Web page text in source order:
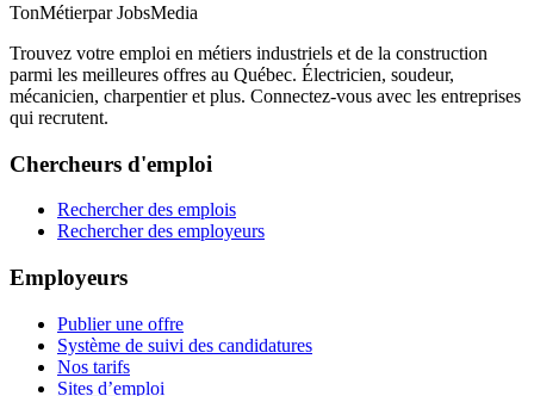
TonMétierpar JobsMedia
Trouvez votre emploi en métiers industriels et de la construction
parmi les meilleures offres au Québec. Électricien, soudeur,
mécanicien, charpentier et plus. Connectez-vous avec les entreprises
qui recrutent.
Chercheurs d'emploi
Rechercher des emplois
Rechercher des employeurs
Employeurs
Publier une offre
Système de suivi des candidatures
Nos tarifs
Sites d’emploi